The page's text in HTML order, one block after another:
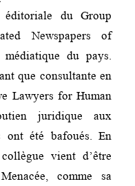
du Group
Newspapers of
médiatique du pays.
que consultante en
Lawyers for Human
juridique aux
ont été bafoués. En
vient d’être
comme sa